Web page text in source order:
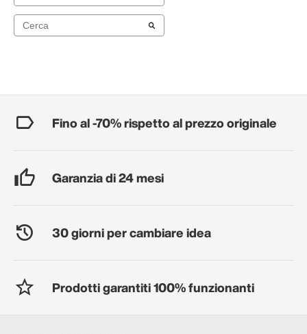
Fino al -70% rispetto al prezzo originale
Garanzia di 24 mesi
30 giorni per cambiare idea
Prodotti garantiti 100% funzionanti